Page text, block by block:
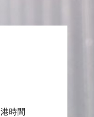
時間